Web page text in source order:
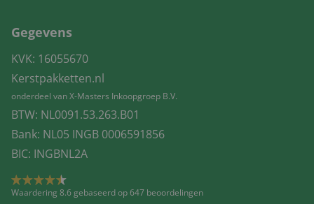
Gegevens
KVK: 16055670
Kerstpakketten.nl
onderdeel van X-Masters Inkoopgroep B.V.
BTW: NL0091.53.263.B01
Bank: NL05 INGB 0006591856
BIC: INGBNL2A
Waardering 8.6 gebaseerd op 647 beoordelingen